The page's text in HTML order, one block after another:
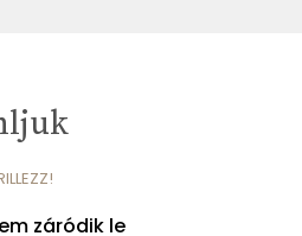
záródik le